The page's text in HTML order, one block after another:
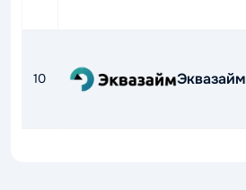
10 Эквазайм